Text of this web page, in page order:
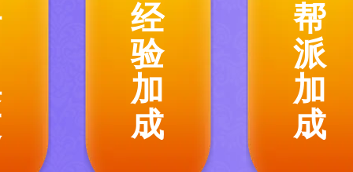
经
验
加
成
帮
派
加
成